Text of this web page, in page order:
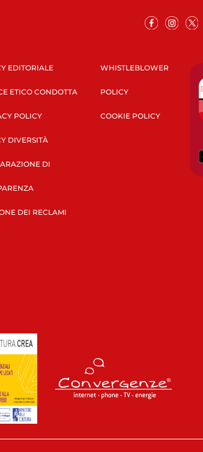
EDITORIALE
ETICO CONDOTTA
POLICY
DIVERSITÀ
DI
DEI RECLAMI
WHISTLEBLOWER
POLICY
COOKIE POLICY